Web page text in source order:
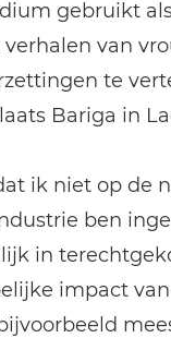
gebruikt
van
te
Bariga in
ik niet op de
ben
in
impact